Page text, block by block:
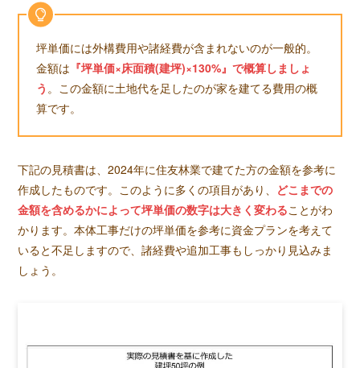
坪単価には外構費用や諸経費が含まれないのが一般的。
金額は 『坪単価×床面積(建坪)×130%』で概算しましょ
う 。この金額に土地代を足したのが家を建てる費用の概
算です。
下記の見積書は、2024年に住友林業で建てた方の金額を参考に
作成したものです。このように多くの項目があり、 どこまでの
金額を含めるかによって坪単価の数字は大きく変わることがわ
かります。本体工事だけの坪単価を参考に資金プランを考えて
いると不足しますので、諸経費や追加工事もしっかり見込みま
しょう。